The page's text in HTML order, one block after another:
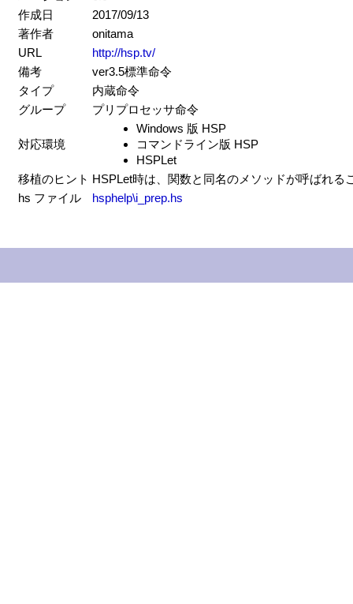
作成日
2017/09/13
著作者
onitama
URL
http://hsp.tv/
備考
ver3.5標準命令
タイプ
内蔵命令
グループ
プリプロセッサ命令
対応環境
Windows 版 HSP
コマンドライン版 HSP
HSPLet
移植のヒント HSPLet時は、関数と同名のメソッドが呼ばれ
hs ファイル
hsphelp\i_prep.hs